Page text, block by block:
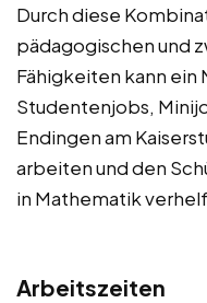
Durch diese
pädagogischen und
Fähigkeiten kann
Studentenjobs,
Endingen am
arbeiten und den
in Mathematik
Arbeitszeiten